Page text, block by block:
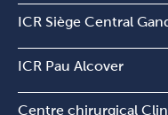
ICR Siège Central
ICR Pau Alcover
Centre chirurgical